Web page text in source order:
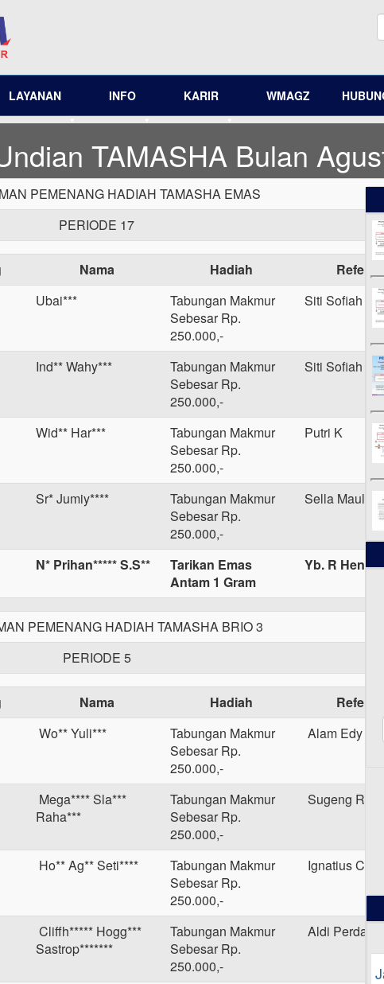
LAYANAN INFO KARIR WMAGZ
TAMASHA Bulan
PEMENANG HADIAH TAMASHA EMAS
PERIODE 17
Nama Hadiah
Ubai***
Tabungan Makmur
Sebesar Rp.
250.000,-
Siti Sofiah
Ind** Wahy***
Tabungan Makmur
Sebesar Rp.
250.000,-
Siti Sofiah
Wid** Har***
Tabungan Makmur
Sebesar Rp.
250.000,-
Putri K
Sr* Jumiy****
Tabungan Makmur
Sebesar Rp.
250.000,-
Sella
N* Prihan***** S.S**
Tarikan Emas
Antam 1 Gram
Yb. R
PEMENANG HADIAH TAMASHA BRIO 3
PERIODE 5
Nama Hadiah
Wo** Yuli***
Tabungan Makmur
Sebesar Rp.
250.000,-
Alam Edy
Mega**** Sla***
Raha***
Tabungan Makmur
Sebesar Rp.
250.000,-
Sugeng
Ho** Ag** Seti****
Tabungan Makmur
Sebesar Rp.
250.000,-
Ignatius
Cliffh***** Hogg***
Sastrop*******
Tabungan Makmur
Sebesar Rp.
250.000,-
Aldi Perdana